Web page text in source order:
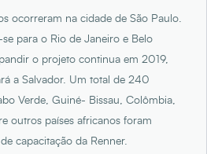
ocorreram na cidade de São Paulo.
para o Rio de Janeiro e Belo
o projeto continua em 2019,
a Salvador. Um total de 240
Verde, Guiné- Bissau, Colômbia,
outros países africanos foram
capacitação da Renner.